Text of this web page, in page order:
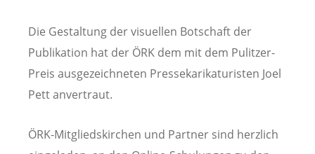
Die Gestaltung der visuellen Botschaft der
Publikation hat der ÖRK dem mit dem Pulitzer-
Preis ausgezeichneten Pressekarikaturisten Joel
Pett anvertraut.
ÖRK-Mitgliedskirchen und Partner sind herzlich